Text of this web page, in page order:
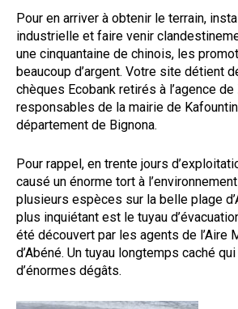
Pour en arriver à obtenir le terrain,
industrielle et faire venir
une cinquantaine de chinois, les
beaucoup d’argent. Votre site détient
chèques Ecobank retirés à l’agence
responsables de la mairie de
département de Bignona.
Pour rappel, en trente jours
causé un énorme tort à
plusieurs espèces sur la belle plage
plus inquiétant est le tuyau
été découvert par les agents de l’Aire
d’Abéné. Un tuyau longtemps caché
d’énormes dégâts.